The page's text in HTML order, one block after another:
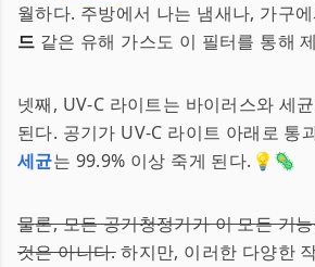
월하다. 주방에서 나는 냄새나, 가구
드 같은 유해 가스도 이 필터를 통해
넷째, UV-C 라이트는 바이러스와 세
된다. 공기가 UV-C 라이트 아래로 통
세균는 99.9% 이상 죽게 된다.💡🦠
물론, 모든 공기청정기가 이 모든 기
것은 아니다.하지만, 이러한 다양한